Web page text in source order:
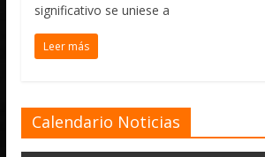
significativo se uniese a
Leer más
Calendario Noticias